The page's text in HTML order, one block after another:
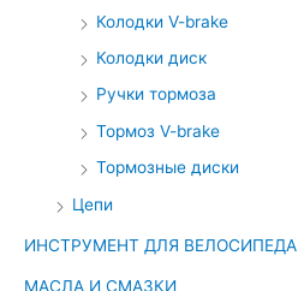
Колодки V-brake
Колодки диск
Ручки тормоза
Тормоз V-brake
Тормозные диски
Цепи
ИНСТРУМЕНТ ДЛЯ ВЕЛОСИПЕДА
МАСЛА И СМАЗКИ